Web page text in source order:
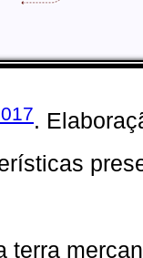
.
terra